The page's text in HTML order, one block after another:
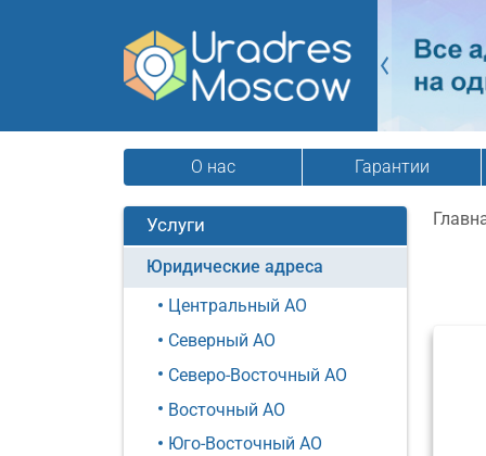
О нас Гарантии
Услуги
Юридические адреса
Центральный АО
Северный АО
Северо-Восточный АО
Восточный АО
Юго-Восточный АО